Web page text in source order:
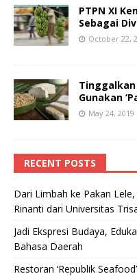
PTPN XI
Sebagai
October 22,
Tinggalkan
Gunakan
May 24, 2019
RECENT POSTS
Dari Limbah ke Pakan
Rinanti dari Universitas
Jadi Ekspresi Budaya,
Bahasa Daerah
Restoran ‘Republik